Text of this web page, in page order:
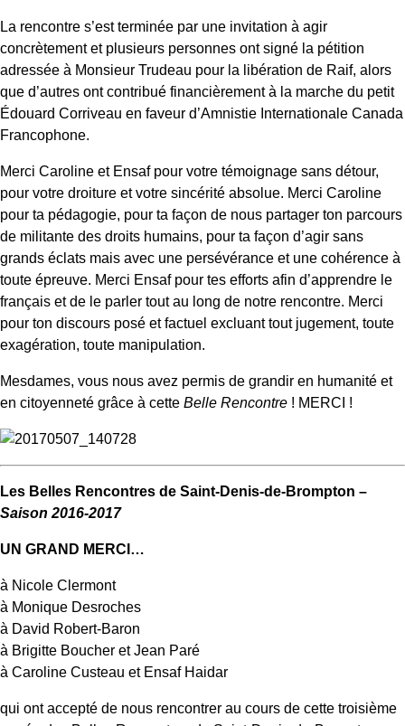
La rencontre s’est terminée par une invitation à agir
concrètement et plusieurs personnes ont signé la pétition
adressée à Monsieur Trudeau pour la libération de Raif, alors
que d’autres ont contribué financièrement à la marche du petit
Édouard Corriveau en faveur d’Amnistie Internationale Canada
Francophone.
Merci Caroline et Ensaf pour votre témoignage sans détour,
pour votre droiture et votre sincérité absolue. Merci Caroline
pour ta pédagogie, pour ta façon de nous partager ton parcours
de militante des droits humains, pour ta façon d’agir sans
grands éclats mais avec une persévérance et une cohérence à
toute épreuve. Merci Ensaf pour tes efforts afin d’apprendre le
français et de le parler tout au long de notre rencontre. Merci
pour ton discours posé et factuel excluant tout jugement, toute
exagération, toute manipulation.
Mesdames, vous nous avez permis de grandir en humanité et
en citoyenneté grâce à cette Belle Rencontre ! MERCI !
Les Belles Rencontres de Saint-Denis-de-Brompton –
Saison 2016-2017
UN GRAND MERCI…
à Nicole Clermont
à Monique Desroches
à David Robert-Baron
à Brigitte Boucher et Jean Paré
à Caroline Custeau et Ensaf Haidar
qui ont accepté de nous rencontrer au cours de cette troisième